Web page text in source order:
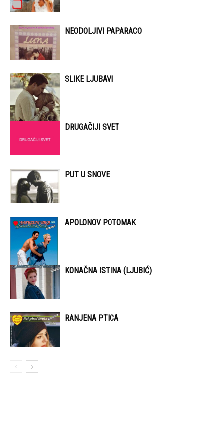
NEODOLJIVI PAPARACO
SLIKE LJUBAVI
DRUGAČIJI SVET
PUT U SNOVE
APOLONOV POTOMAK
KONAČNA ISTINA (LJUBIĆ)
RANJENA PTICA